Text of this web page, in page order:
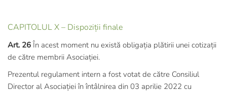
CAPITOLUL X – Dispoziții finale
Art. 26În acest moment nu există obligația plătirii unei cotizații
de către membrii Asociației.
Prezentul regulament intern a fost votat de către Consiliul
Director al Asociației în întâlnirea din 03 aprilie 2022 cu